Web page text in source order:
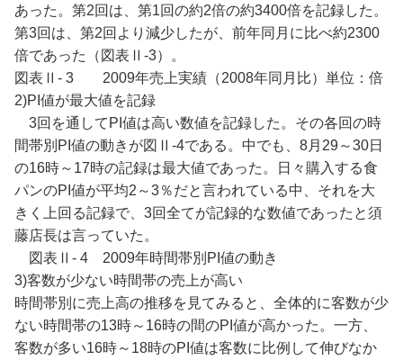
あった。第2回は、第1回の約2倍の約3400倍を記録した。
第3回は、第2回より減少したが、前年同月に比べ約2300
倍であった（図表Ⅱ-3）。
図表Ⅱ- 3 2009年売上実績（2008年同月比）単位：倍
2)PI値が最大値を記録
3回を通してPI値は高い数値を記録した。その各回の時
間帯別PI値の動きが図Ⅱ-4である。中でも、8月29～30日
の16時～17時の記録は最大値であった。日々購入する食
パンのPI値が平均2～3％だと言われている中、それを大
きく上回る記録で、3回全てが記録的な数値であったと須
藤店長は言っていた。
図表Ⅱ- 4 2009年時間帯別PI値の動き
3)客数が少ない時間帯の売上が高い
時間帯別に売上高の推移を見てみると、全体的に客数が少
ない時間帯の13時～16時の間のPI値が高かった。一方、
客数が多い16時～18時のPI値は客数に比例して伸びなか